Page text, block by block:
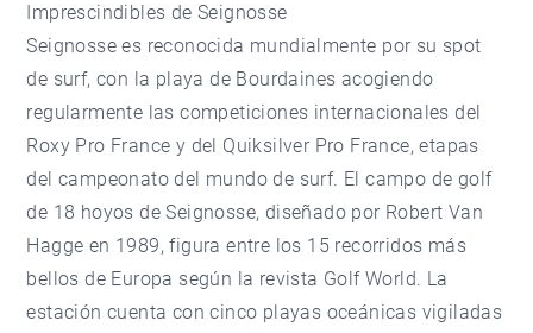
Imprescindibles de Seignosse
Seignosse es reconocida mundialmente por su spot
de surf, con la playa de Bourdaines acogiendo
regularmente las competiciones internacionales del
Roxy Pro France y del Quiksilver Pro France, etapas
del campeonato del mundo de surf. El campo de golf
de 18 hoyos de Seignosse, diseñado por Robert Van
Hagge en 1989, figura entre los 15 recorridos más
bellos de Europa según la revista Golf World. La
estación cuenta con cinco playas oceánicas vigiladas